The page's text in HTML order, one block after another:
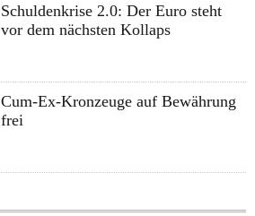
Schuldenkrise 2.0: Der Euro steht
vor dem nächsten Kollaps
Cum-Ex-Kronzeuge auf Bewährung
frei